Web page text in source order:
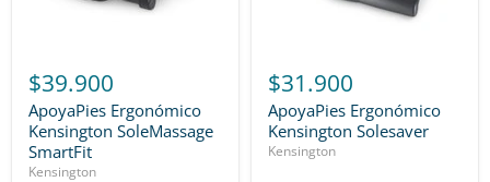
$39.900
ApoyaPies Ergonómico
Kensington SoleMassage
SmartFit
Kensington
$31.900
ApoyaPies Ergonómico
Kensington Solesaver
Kensington